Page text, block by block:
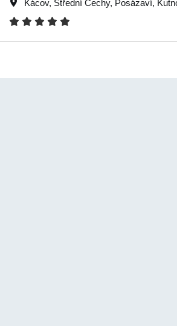
Kácov, Střední Čechy, Posázaví,